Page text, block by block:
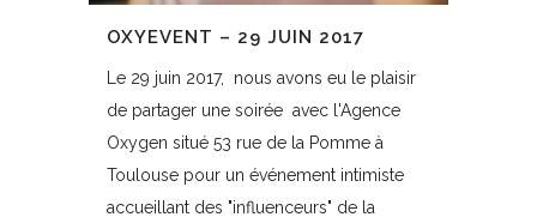
OXYEVENT – 29 JUIN 2017
Le 29 juin 2017, nous avons eu le plaisir
de partager une soirée avec l'Agence
Oxygen situé 53 rue de la Pomme à
Toulouse pour un événement intimiste
accueillant des "influenceurs" de la